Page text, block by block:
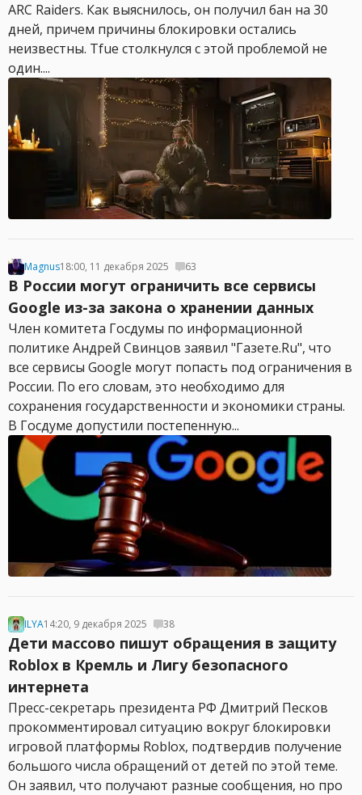
ARC Raiders. Как выяснилось, он получил бан на 30
дней, причем причины блокировки остались
неизвестны. Tfue столкнулся с этой проблемой не
один....
Magnus18:00, 11 декабря 2025 63
В России могут ограничить все сервисы
Google из-за закона о хранении данных
Член комитета Госдумы по информационной
политике Андрей Свинцов заявил "Газете.Ru", что
все сервисы Google могут попасть под ограничения в
России. По его словам, это необходимо для
сохранения государственности и экономики страны.
В Госдуме допустили постепенную...
ILYA14:20, 9 декабря 2025 38
Дети массово пишут обращения в защиту
Roblox в Кремль и Лигу безопасного
интернета
Пресс-секретарь президента РФ Дмитрий Песков
прокомментировал ситуацию вокруг блокировки
игровой платформы Roblox, подтвердив получение
большого числа обращений от детей по этой теме.
Он заявил, что получают разные сообщения, но про